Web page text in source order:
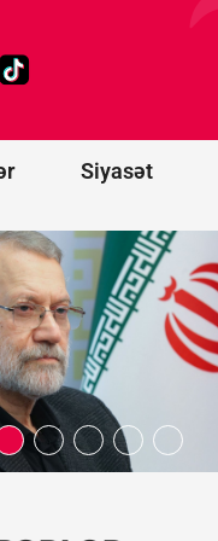
Siyasət